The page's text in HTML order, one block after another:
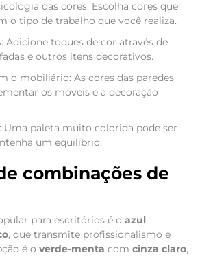
das cores: Escolha cores que
o tipo de trabalho que você realiza.
Adicione toques de cor através de
e outros itens decorativos.
o mobiliário: As cores das paredes
os móveis e a decoração
Uma paleta muito colorida pode ser
um equilíbrio.
combinações de
para escritórios é o azul
, que transmite profissionalismo e
é o verde-menta com cinza claro,